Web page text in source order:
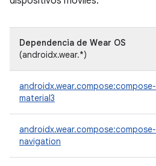
Dependencia de Wear OS
(androidx.wear.*)
androidx.wear.compose:compose-
material3
androidx.wear.compose:compose-
navigation